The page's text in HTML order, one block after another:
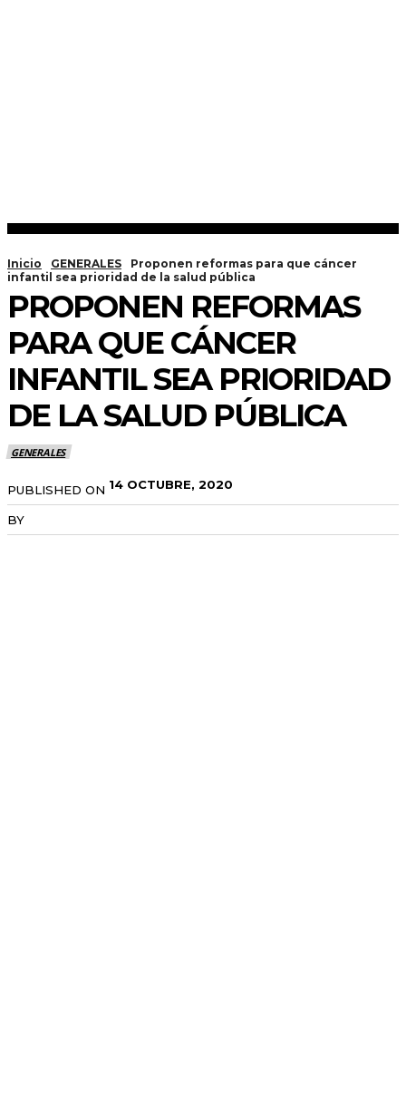
Inicio GENERALES
Proponen reformas para que cáncer
infantil sea prioridad de la salud pública
PROPONEN REFORMAS
PARA QUE CÁNCER
INFANTIL SEA PRIORIDAD
DE LA SALUD PÚBLICA
GENERALES
PUBLISHED ON 14 OCTUBRE, 2020
BY